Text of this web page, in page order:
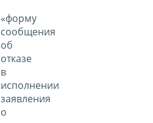
«форму
сообщения
об
отказе
в
исполнении
заявления
о